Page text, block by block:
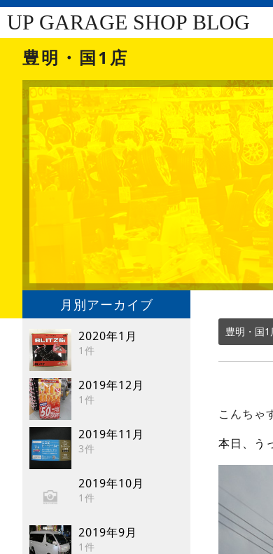
UP GARAGE SHOP BLOG
豊明・国1店
月別アーカイブ
2020年1月
1件
2019年12月
1件
2019年11月
3件
2019年10月
1件
2019年9月
1件
豊明・国1
本日、う